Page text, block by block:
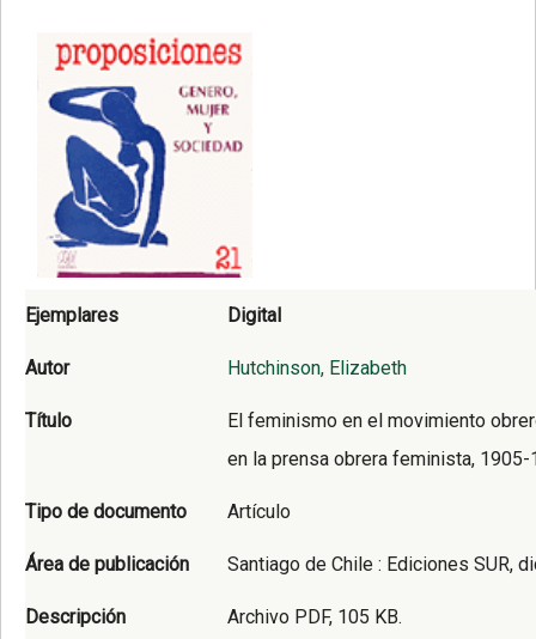
Ejemplares Digital
Autor Hutchinson, Elizabeth
Título
El feminismo en el movimiento
en la prensa obrera feminista, 1905-
Tipo de documento Artículo
Área de publicación Santiago de Chile : Ediciones SUR,
Descripción Archivo PDF, 105 KB.